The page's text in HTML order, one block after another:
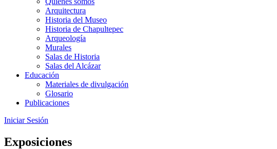
Arquitectura
Historia del Museo
Historia de Chapultepec
Arqueología
Murales
Salas de Historia
Salas del Alcázar
Educación
Materiales de divulgación
Glosario
Publicaciones
Iniciar Sesión
Exposiciones